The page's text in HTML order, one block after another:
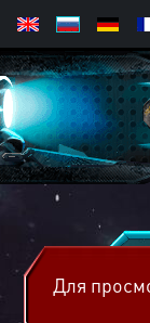
Для